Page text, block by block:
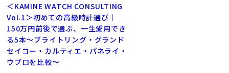
＜KAMINE WATCH CONSULTING
Vol.1＞初めての高級時計選び｜
150万円前後で選ぶ、一生愛用でき
る5本～ブライトリング・グランド
セイコー・カルティエ・パネライ・
ウブロを比較～